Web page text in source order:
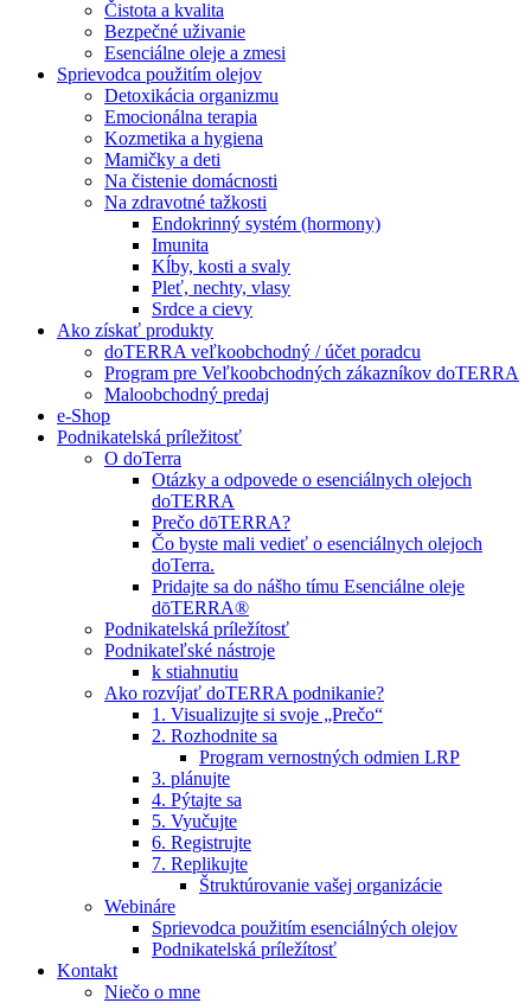
Čistota a kvalita
Bezpečné uživanie
Esenciálne oleje a zmesi
Sprievodca použitím olejov
Detoxikácia organizmu
Emocionálna terapia
Kozmetika a hygiena
Mamičky a deti
Na čistenie domácnosti
Na zdravotné tažkosti
Endokrinný systém (hormony)
Imunita
Kĺby, kosti a svaly
Pleť, nechty, vlasy
Srdce a cievy
Ako získať produkty
doTERRA veľkoobchodný / účet poradcu
Program pre Veľkoobchodných zákazníkov doTERRA
Maloobchodný predaj
e-Shop
Podnikatelská príležitosť
O doTerra
Otázky a odpovede o esenciálnych olejoch
doTERRA
Prečo dōTERRA?
Čo byste mali vedieť o esenciálnych olejoch
doTerra.
Pridajte sa do nášho tímu Esenciálne oleje
dōTERRA®
Podnikatelská príležítosť
Podnikateľské nástroje
k stiahnutiu
Ako rozvíjať doTERRA podnikanie?
1. Visualizujte si svoje „Prečo“
2. Rozhodnite sa
Program vernostných odmien LRP
3. plánujte
4. Pýtajte sa
5. Vyučujte
6. Registrujte
7. Replikujte
Štruktúrovanie vašej organizácie
Webináre
Sprievodca použitím esenciálných olejov
Podnikatelská príležítosť
Kontakt
Niečo o mne